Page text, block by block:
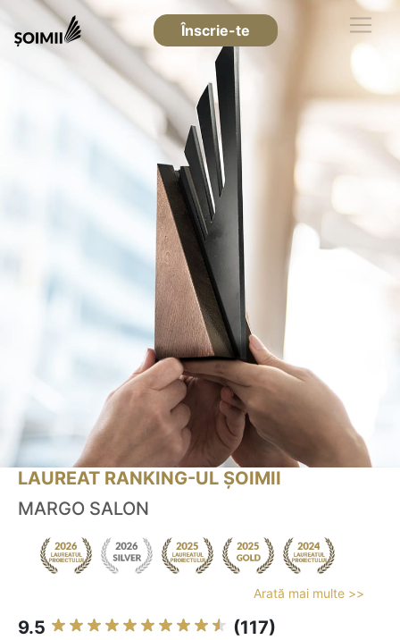
Înscrie-te
LAUREAT RANKING-UL ȘOIMII
MARGO SALON
Arată mai multe >>
9.5 (117)